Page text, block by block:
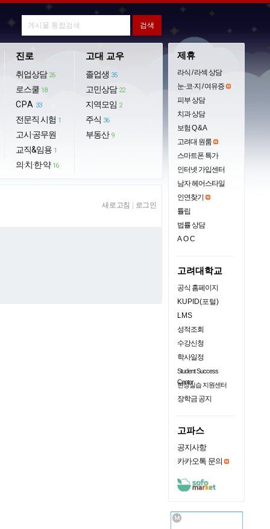
진로
취업상담 26
로스쿨 18
CPA 33
전문직 시험 1
고시·공무원
교직&임용 1
의·치·한·약 16
고대 교우
졸업생 35
고민상담 22
지역모임 2
주식 36
부동산 9
새로고침 로그인
제휴
라식 / 라섹 상담
눈·코·지 / 여유증
피부 상담
치과 상담
보험 Q & A
고려대 원룸
스마트폰 특가
인터넷 가입센터
남자 헤어스타일
인연찾기
튤립
법률 상담
AOC
고려대학교
공식 홈페이지
KUPID(포털)
LMS
성적조회
수강신청
학사일정
Student Success
Center
현장실습 지원센터
장학금 공지
고파스
공지사항
카카오톡 문의